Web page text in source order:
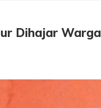
Dihajar Warga